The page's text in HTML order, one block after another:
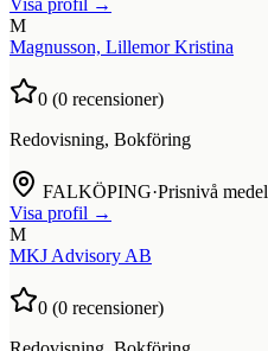
M
Magnusson, Lillemor Kristina
0 (0 recensioner)
Redovisning, Bokföring
FALKÖPING·Prisnivå medel
Visa profil →
M
MKJ Advisory AB
0 (0 recensioner)